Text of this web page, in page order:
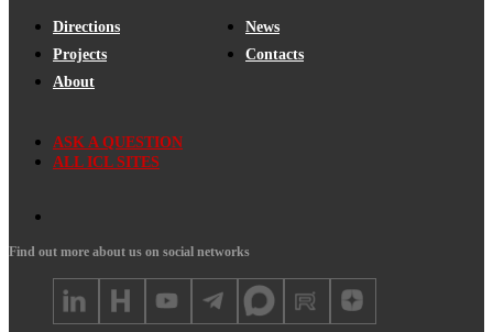
Directions
Projects
About
News
Contacts
ASK A QUESTION
ALL ICL SITES
Find out more about us on social networks